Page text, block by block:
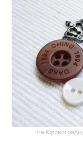
На